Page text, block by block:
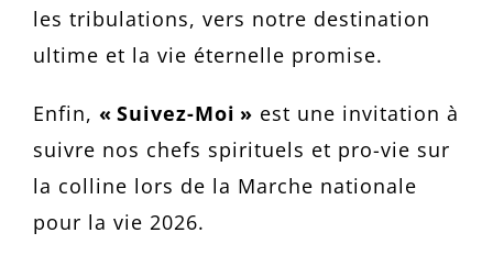
les tribulations, vers notre destination
ultime et la vie éternelle promise.
Enfin, « Suivez-Moi » est une invitation à
suivre nos chefs spirituels et pro-vie sur
la colline lors de la Marche nationale
pour la vie 2026.